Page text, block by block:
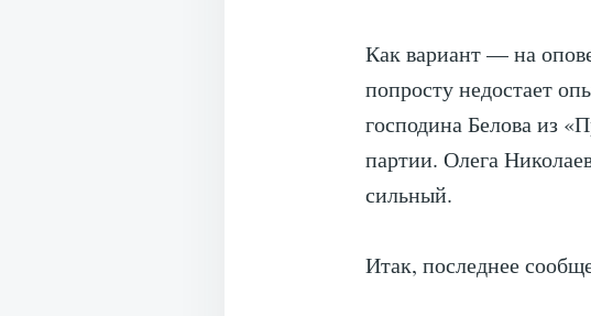
Как вариант — на
попросту недостает
господина Белова из
партии. Олега
сильный.
Итак, последнее